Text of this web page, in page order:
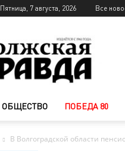
Пятница, 7 августа, 2026 Все
Волжского
—
Волжская
ОБЩЕСТВО ПОБЕДА 80
В Волгоградской области